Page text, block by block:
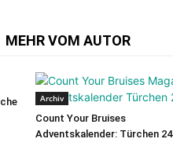
MEHR VOM AUTOR
Archiv
Count Your Bruises
Adventskalender: Türchen 24